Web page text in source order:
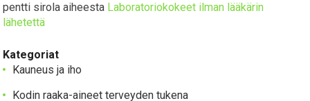
pentti sirola aiheesta Laboratoriokokeet ilman lääkärin
lähetettä
Kategoriat
Kauneus ja iho
Kodin raaka-aineet terveyden tukena